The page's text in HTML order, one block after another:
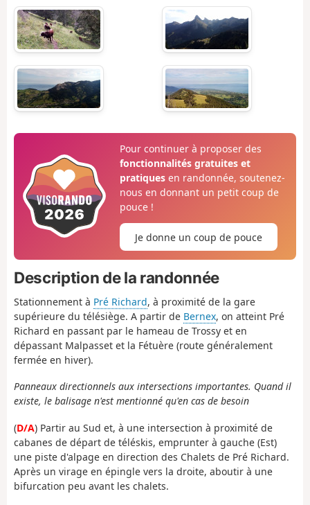
Pour continuer à proposer des
fonctionnalités gratuites et
pratiquesen randonnée, soutenez-
nous en donnant un petit coup de
pouce !
Je donne un coup de pouce
Description de la randonnée
Stationnement à Pré Richard, à proximité de la gare
supérieure du télésiège. A partir de Bernex, on atteint Pré
Richard en passant par le hameau de Trossy et en
dépassant Malpasset et la Fétuère (route généralement
fermée en hiver).
Panneaux directionnels aux intersections importantes. Quand il
existe, le balisage n'est mentionné qu'en cas de besoin
(D/A) Partir au Sud et, à une intersection à proximité de
cabanes de départ de téléskis, emprunter à gauche (Est)
une piste d'alpage en direction des Chalets de Pré Richard.
Après un virage en épingle vers la droite, aboutir à une
bifurcation peu avant les chalets.